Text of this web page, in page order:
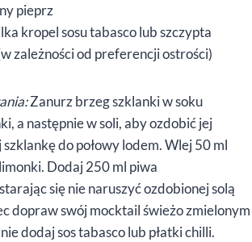
pieprz
kropel sosu tabasco lub szczypta
zależności od preferencji ostrości)
Zanurz brzeg szklanki w soku
a następnie w soli, aby ozdobić jej
do połowy lodem. Wlej 50 ml
Dodaj 250 ml piwa
się nie naruszyć ozdobionej solą
dopraw swój mocktail świeżo zmielonym
dodaj sos tabasco lub płatki chilli.